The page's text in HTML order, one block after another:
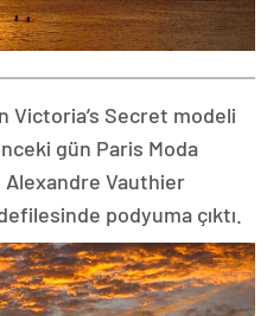
Victoria’s Secret modeli
gün Paris Moda
Alexandre Vauthier
podyuma çıktı.